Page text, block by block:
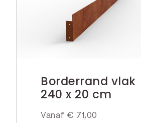
Borderrand vlak
240 x 20 cm
Vanaf € 71,00